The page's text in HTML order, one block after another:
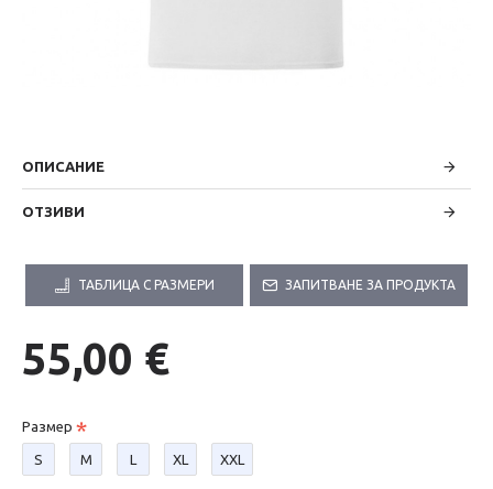
ОПИСАНИЕ
ОТЗИВИ
ТАБЛИЦА С РАЗМЕРИ ЗАПИТВАНЕ ЗА ПРОДУКТА
55,00 €
Размер
S М L XL XXL